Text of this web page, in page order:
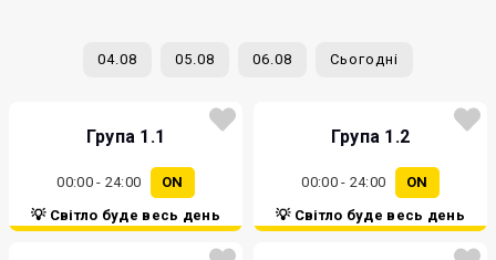
04.08 05.08 06.08 Сьогодні
Група 1.1
00:00 - 24:00
ON
💡 Світло буде весь день
Група 1.2
00:00 - 24:00
ON
💡 Світло буде весь день